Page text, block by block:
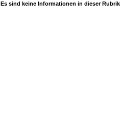
Es sind keine Informationen in dieser